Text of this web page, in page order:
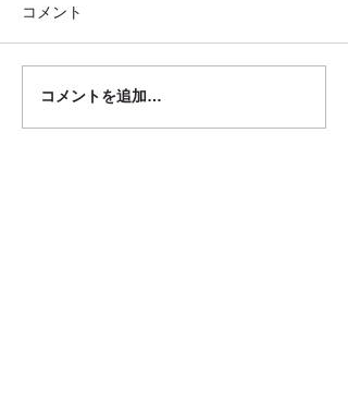
東京都セーフティグッズ
フェアに出品します
コメント
コメントを追加…